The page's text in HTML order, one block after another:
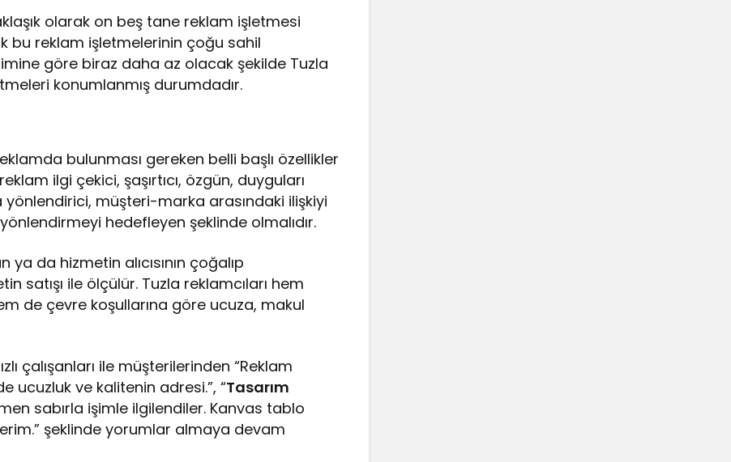
olarak on beş tane reklam işletmesi
bu reklam işletmelerinin çoğu sahil
göre biraz daha az olacak şekilde Tuzla
konumlanmış durumdadır.
bulunması gereken belli başlı özellikler
ilgi çekici, şaşırtıcı, özgün, duyguları
müşteri-marka arasındaki ilişkiyi
hedefleyen şeklinde olmalıdır.
ya da hizmetin alıcısının çoğalıp
satışı ile ölçülür. Tuzla reklamcıları hem
de çevre koşullarına göre ucuza, makul
çalışanları ile müşterilerinden “Reklam
ucuzluk ve kalitenin adresi.”, “Tasarım
sabırla işimle ilgilendiler. Kanvas tablo
şeklinde yorumlar almaya devam